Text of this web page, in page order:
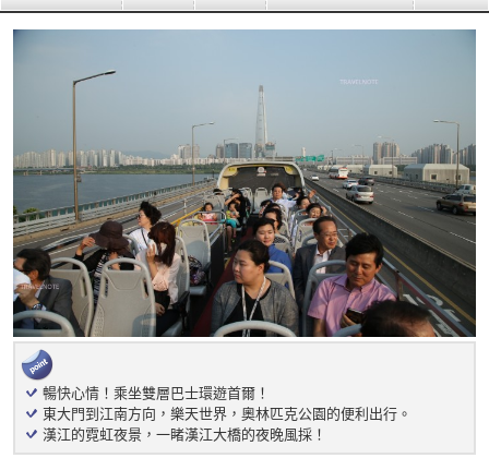
暢快心情！乘坐雙層巴士環遊首爾！
東大門到江南方向，樂天世界，奧林匹克公園的便利出行。
漢江的霓虹夜景，一睹漢江大橋的夜晚風採！